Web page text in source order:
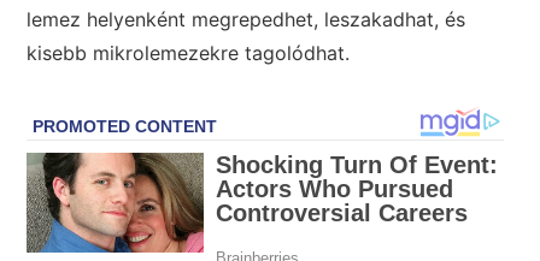
lemez helyenként megrepedhet, leszakadhat, és
kisebb mikrolemezekre tagolódhat.